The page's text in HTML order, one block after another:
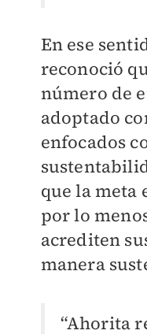
En ese
reconoció
número de
adoptado
enfocados
que la meta
por lo
acrediten
manera
“Ahorita